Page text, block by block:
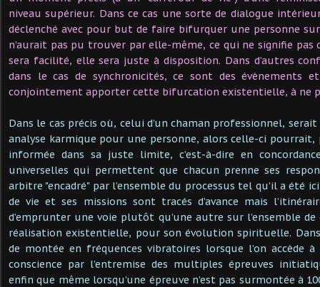
niveau supérieur. Dans ce cas une sorte de dialogue
déclenché avec pour but de faire bifurquer une personne sur
n’aurait pas pu trouver par elle-même, ce qui ne signifie pas
sera facilité, elle sera juste à disposition. Dans d’autres
dans le cas de synchronicités, ce sont des évènements
conjointement apporter cette bifurcation existentielle, à ne
Dans le cas précis où, celui d’un chaman professionnel,
analyse karmique pour une personne, alors celle-ci pourrait,
informée dans sa juste limite, c’est-à-dire en
universelles qui permettent que chacun prenne ses
arbitre "encadré" par l’ensemble du processus tel qu’il a été
de vie et ses missions sont tracés d’avance mais
d’emprunter une voie plutôt qu’une autre sur l’ensemble
réalisation existentielle, pour son évolution spirituelle. Dans
de montée en fréquences vibratoires lorsque l’on accède
conscience par l’entremise des multiples épreuves
enfin que même lorsqu’une épreuve n’est pas surmontée à